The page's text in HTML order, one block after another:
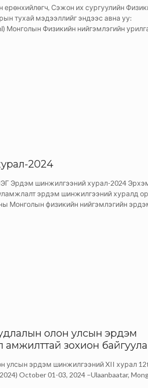
ерөнхийлөгч, Сэжон их сургуулийн
тухай мэдээллийг эндээс авна уу:
Монголын Физикийн нийгэмлэгийн
2024
шинжилгээний хурал-2024
эрдэм шинжилгээний хуралд
Монголын физикийн нийгэмлэгийн
олон улсын эрдэм
зохион
улсын эрдэм шинжилгээний XII хурал
October 01-03, 2024 –Ulaanbaatar,